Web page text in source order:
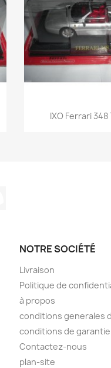
Aperçu
IXO Ferrari 348
NOTRE SOCIÉTÉ
Livraison
Politique de
à propos
conditions generales
conditions de garantie
Contactez-nous
plan-site